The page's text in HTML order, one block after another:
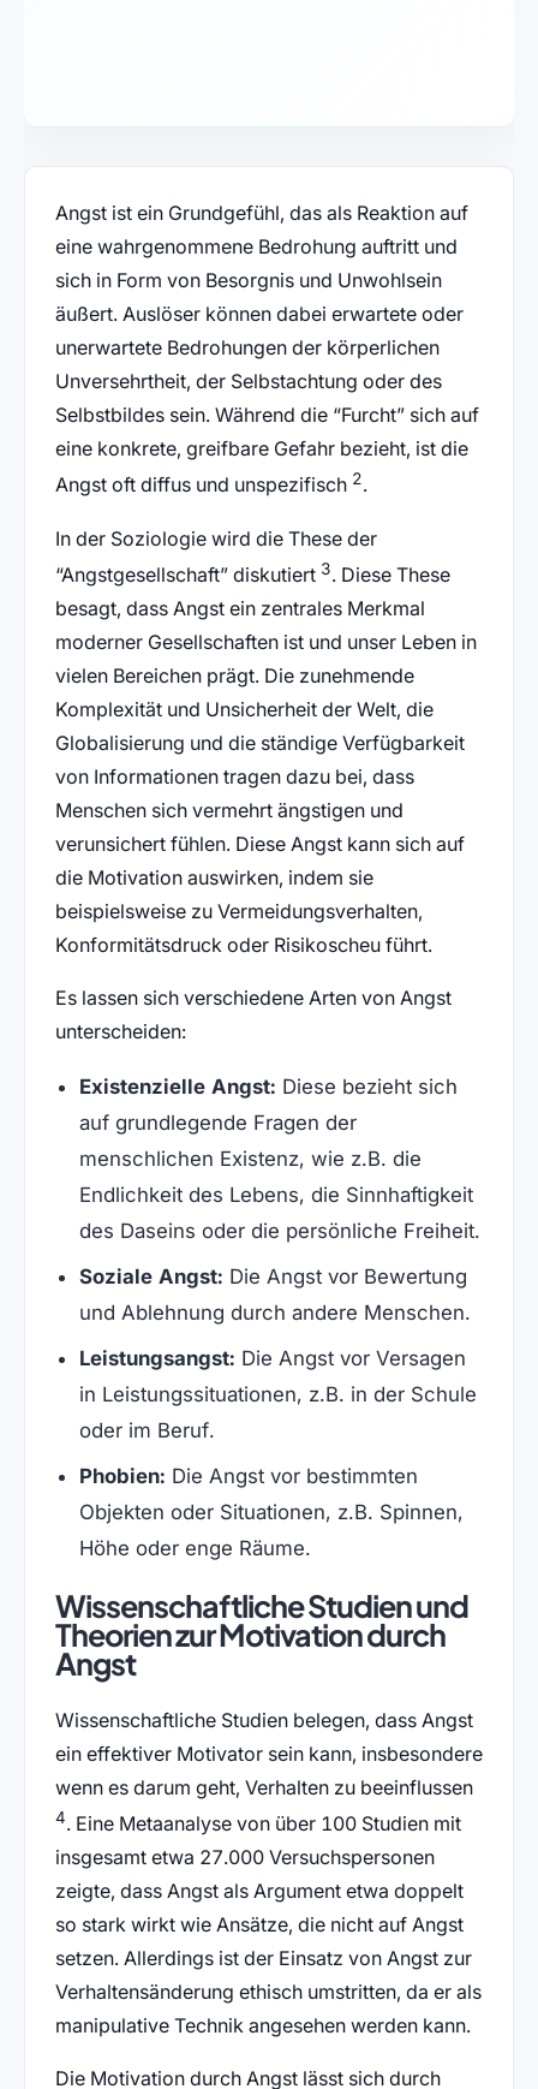
Angst ist ein Grundgefühl, das als Reaktion auf
eine wahrgenommene Bedrohung auftritt und
sich in Form von Besorgnis und Unwohlsein
äußert. Auslöser können dabei erwartete oder
unerwartete Bedrohungen der körperlichen
Unversehrtheit, der Selbstachtung oder des
Selbstbildes sein. Während die “Furcht” sich auf
eine konkrete, greifbare Gefahr bezieht, ist die
Angst oft diffus und unspezifisch 2.
In der Soziologie wird die These der
“Angstgesellschaft” diskutiert 3. Diese These
besagt, dass Angst ein zentrales Merkmal
moderner Gesellschaften ist und unser Leben in
vielen Bereichen prägt. Die zunehmende
Komplexität und Unsicherheit der Welt, die
Globalisierung und die ständige Verfügbarkeit
von Informationen tragen dazu bei, dass
Menschen sich vermehrt ängstigen und
verunsichert fühlen. Diese Angst kann sich auf
die Motivation auswirken, indem sie
beispielsweise zu Vermeidungsverhalten,
Konformitätsdruck oder Risikoscheu führt.
Es lassen sich verschiedene Arten von Angst
unterscheiden:
Existenzielle Angst: Diese bezieht sich
auf grundlegende Fragen der
menschlichen Existenz, wie z.B. die
Endlichkeit des Lebens, die Sinnhaftigkeit
des Daseins oder die persönliche Freiheit.
Soziale Angst: Die Angst vor Bewertung
und Ablehnung durch andere Menschen.
Leistungsangst: Die Angst vor Versagen
in Leistungssituationen, z.B. in der Schule
oder im Beruf.
Phobien: Die Angst vor bestimmten
Objekten oder Situationen, z.B. Spinnen,
Höhe oder enge Räume.
Wissenschaftliche Studien und
Theorien zur Motivation durch
Angst
Wissenschaftliche Studien belegen, dass Angst
ein effektiver Motivator sein kann, insbesondere
wenn es darum geht, Verhalten zu beeinflussen
4. Eine Metaanalyse von über 100 Studien mit
insgesamt etwa 27.000 Versuchspersonen
zeigte, dass Angst als Argument etwa doppelt
so stark wirkt wie Ansätze, die nicht auf Angst
setzen. Allerdings ist der Einsatz von Angst zur
Verhaltensänderung ethisch umstritten, da er als
manipulative Technik angesehen werden kann.
Die Motivation durch Angst lässt sich durch